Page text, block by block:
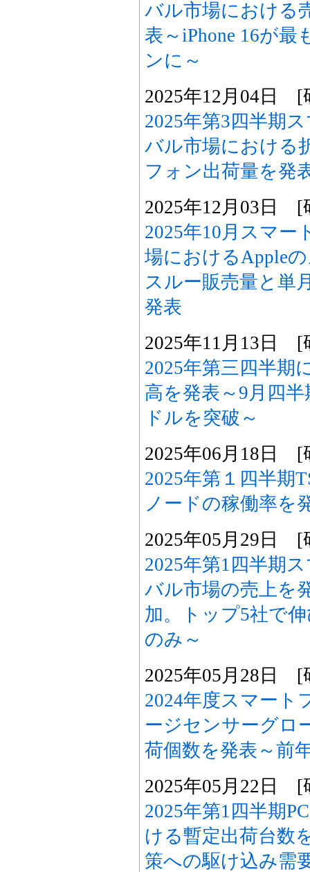
バル市場における
表～iPhone 16が
ンに～
2025年12月04日 [
2025年第3四半期
バル市場における
フォン出荷量を発
2025年12月03日 [
2025年10月スマー
場におけるApple
スルー販売量と単
発表
2025年11月13日 [
2025年第三四半期
高を発表～9月四
ドルを突破～
2025年06月18日 [
2025年第１四半期
ノードの稼働率を
2025年05月29日 [
2025年第1四半期
バル市場の売上を
加。トップ5社で
のみ～
2025年05月28日 [
2024年度スマート
ージセンサーグロ
荷個数を発表～前
2025年05月22日 [
2025年第1四半期
ける暫定出荷台数
策への駆け込み需